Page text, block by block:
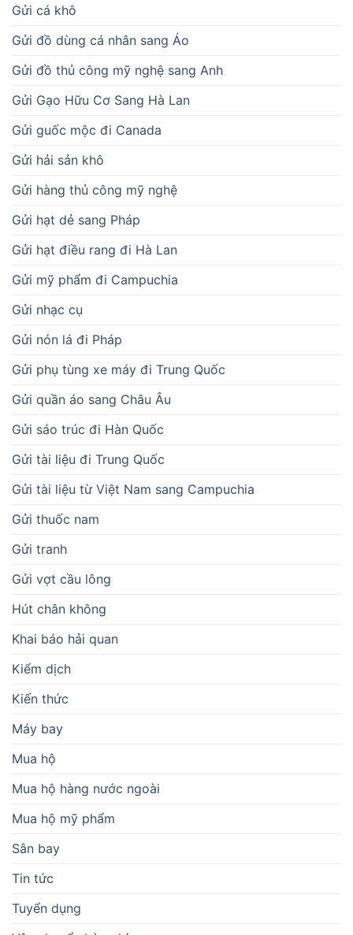
Gửi cá khô
Gửi đồ dùng cá nhân sang Áo
Gửi đồ thủ công mỹ nghệ sang Anh
Gửi Gạo Hữu Cơ Sang Hà Lan
Gửi guốc mộc đi Canada
Gửi hải sản khô
Gửi hàng thủ công mỹ nghệ
Gửi hạt dẻ sang Pháp
Gửi hạt điều rang đi Hà Lan
Gửi mỹ phẩm đi Campuchia
Gửi nhạc cụ
Gửi nón lá đi Pháp
Gửi phụ tùng xe máy đi Trung Quốc
Gửi quần áo sang Châu Âu
Gửi sáo trúc đi Hàn Quốc
Gửi tài liệu đi Trung Quốc
Gửi tài liệu từ Việt Nam sang Campuchia
Gửi thuốc nam
Gửi tranh
Gửi vợt cầu lông
Hút chân không
Khai báo hải quan
Kiểm dịch
Kiến thức
Máy bay
Mua hộ
Mua hộ hàng nước ngoài
Mua hộ mỹ phẩm
Sân bay
Tin tức
Tuyển dụng